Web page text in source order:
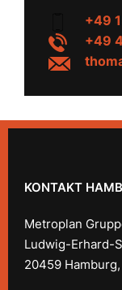
+49
+49
KONTAKT
Metroplan
Ludwig-Erhard-
20459